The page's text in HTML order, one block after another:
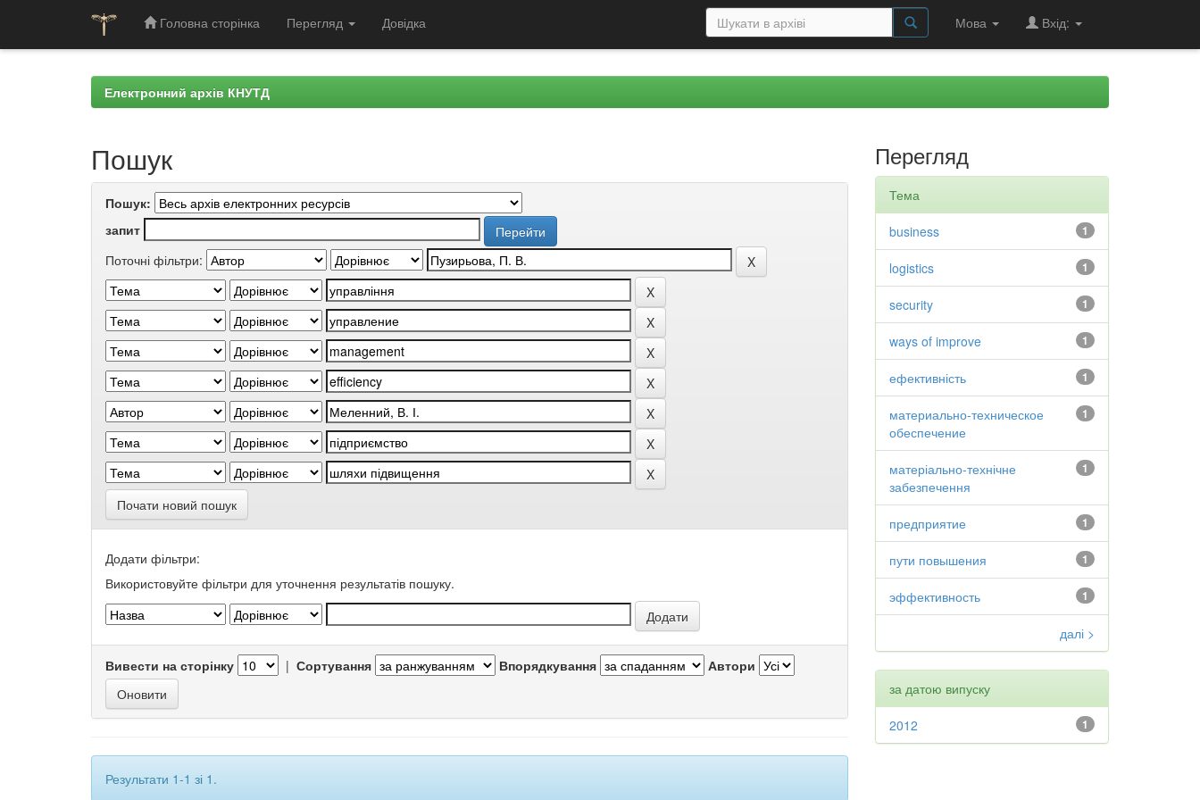
Головна сторінка Перегляд Довідка Мова Вхід:
Електронний архів КНУТД
Пошук
Пошук:
запит
Поточні фільтри:
Почати новий пошук
Додати фільтри:
Використовуйте фільтри для уточнення результатів пошуку.
Вивести на сторінку | Сортування Впорядкування Автори
Результати 1-1 зі 1.
Перегляд
Тема
1
business
1
logistics
1
security
1
ways of improve
1
ефективність
1
материально-техническое
обеспечение
1
матеріально-технічне
забезпечення
1
предприятие
1
пути повышения
1
эффективность
далі >
за датою випуску
1
2012